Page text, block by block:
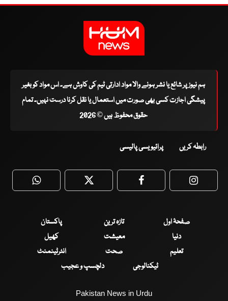
ہم نیوز پر شائع یا نشر ہونے والا مواد ادارتی ٹیم کی کاوش ہے۔ اس مواد کو بغیر
پیشگی اجازت کسی بھی صورت میں استعمال یا نقل کرنا درست نہیں۔ تمام
حقوق محفوظ ہیں © 2026
رابطہ کریں پرائیویسی پالیسی
WhatsApp Twitter Facebook
صفحۂ اول تازہ ترین
پاکستان
دنیا
معیشت
کھیل
تعلیم
صحت
انٹرٹینمنٹ
ٹیکنالوجی
دلچسپ و عجیب
Pakistan News in Urdu